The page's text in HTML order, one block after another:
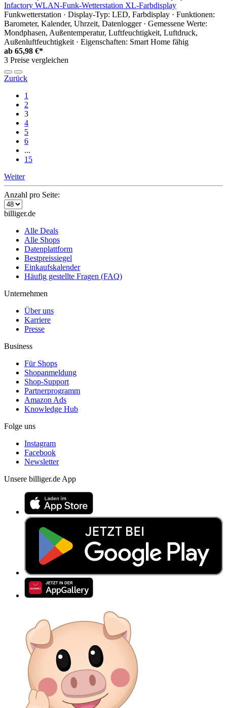
Infactory WLAN-Funk-Wetterstation XL-Farbdisplay
Funkwetterstation · Display-Typ: LED, Farbdisplay · Funktionen:
Barometer, Kalender, Uhrzeit, Datenlogger · Gemessene Werte:
Mondphasen, Außentemperatur, Luftfeuchtigkeit, Luftdruck,
Außenluftfeuchtigkeit · Eigenschaften: Smart Home fähig
ab 65,98 €*
3 Preise vergleichen
Zurück
1
2
3
4
5
6
...
15
Weiter
Anzahl pro Seite:
billiger.de
Alle Deals
Alle Shops
Datenplattform
Bestpreissiegel
Einkaufskalender
Häufig gestellte Fragen (FAQ)
Unternehmen
Über uns
Karriere
Presse
Business
Für Shops
Shopanmeldung
Shop-Support
Partnerprogramm
Amazon Ads
Knowledge Hub
Folge uns
Instagram
Facebook
Newsletter
Unsere billiger.de App